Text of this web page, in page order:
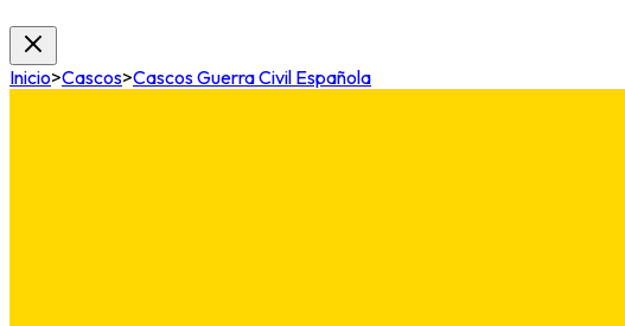
Inicio>Cascos>Cascos Guerra Civil Española